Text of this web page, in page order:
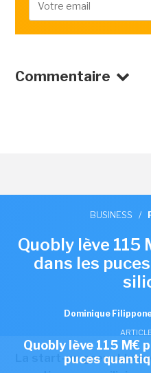
Commentaire
Quobly lève 115 M€
puces
BUSINESS /
Quobly lève 115
dans les
Dominique
La start-up